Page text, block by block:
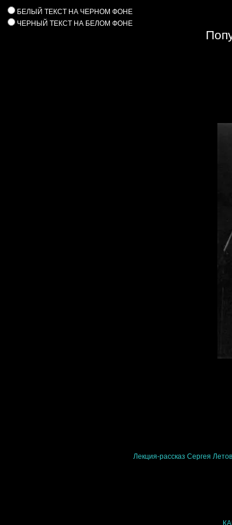
БЕЛЫЙ ТЕКСТ НА ЧЕРНОМ ФОНЕ
ЧЕРНЫЙ ТЕКСТ НА БЕЛОМ ФОНЕ
Лекция-рассказ Сергея